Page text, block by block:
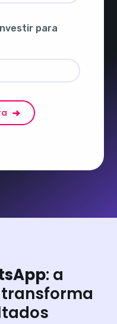
para
: a